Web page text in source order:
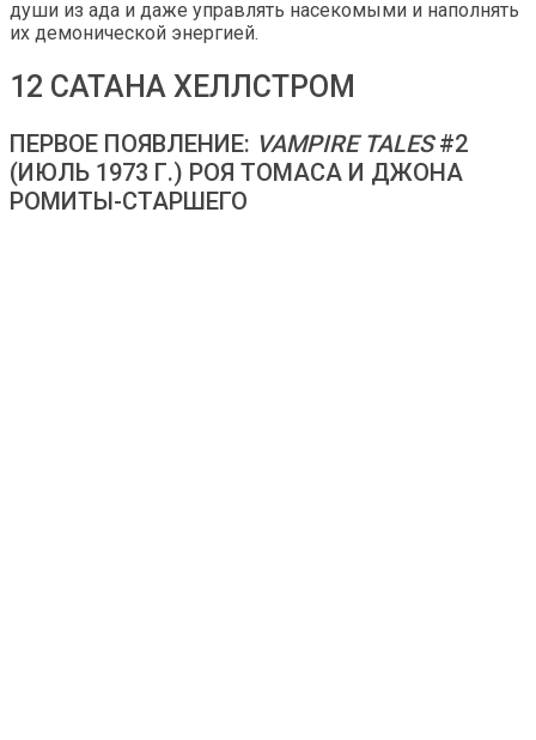
души из ада и даже управлять насекомыми и наполнять
их демонической энергией.
12 САТАНА ХЕЛЛСТРОМ
ПЕРВОЕ ПОЯВЛЕНИЕ: VAMPIRE TALES#2
(ИЮЛЬ 1973 Г.) РОЯ ТОМАСА И ДЖОНА
РОМИТЫ-СТАРШЕГО